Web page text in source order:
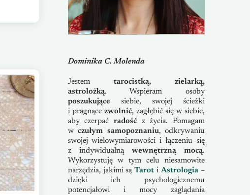
Dominika C. Molenda
Jestem tarocistką, zielarką,
astrolożką. Wspieram osoby
poszukujące siebie, swojej ścieżki
i pragnące zwolnić, zagłębić się w siebie,
aby czerpać radośćz życia. Pomagam
wczułym samopoznaniu, odkrywaniu
swojej wielowymiarowości i łączeniu się
z indywidualną wewnętrzną mocą.
Wykorzystuję w tym celu niesamowite
narzędzia, jakimi sąTarot iAstrologia –
dzięki ich psychologicznemu
potencjałowi i mocy zaglądania